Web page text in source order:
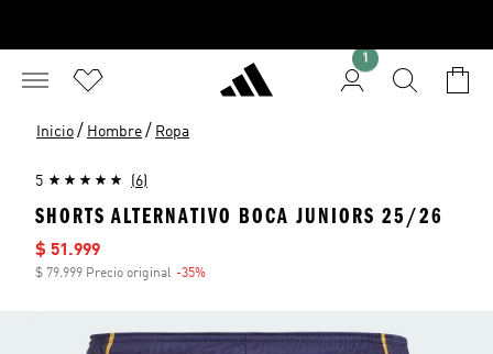
1
Inicio / Hombre / Ropa
5 (6)
SHORTS ALTERNATIVO BOCA JUNIORS 25/26
Precio de venta
$ 51.999
$ 79.999 Precio original -35%